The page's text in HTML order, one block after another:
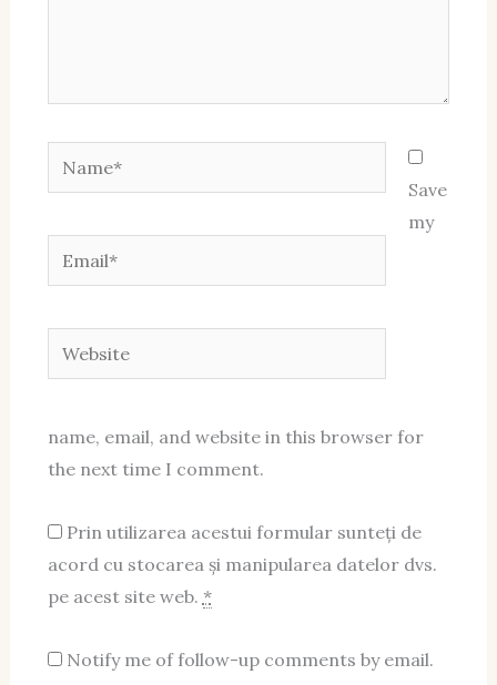
Website
Save
my
name, email, and website in this browser for
the next time I comment.
Prin utilizarea acestui formular sunteți de
acord cu stocarea și manipularea datelor dvs.
pe acest site web. *
Notify me of follow-up comments by email.